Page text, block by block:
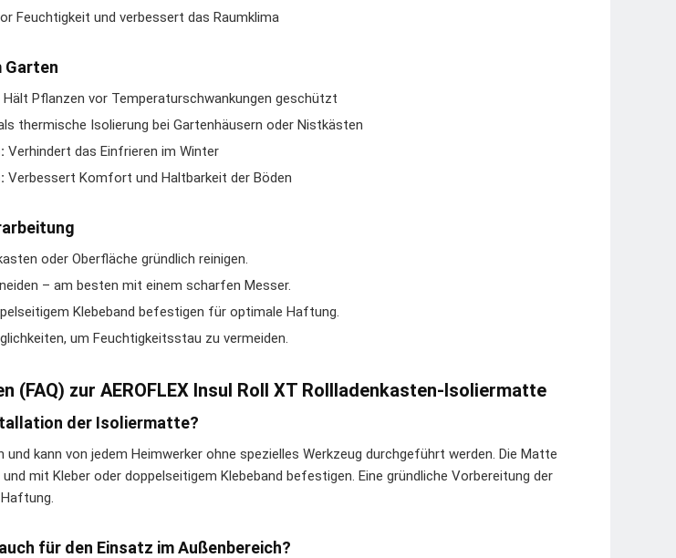
Feuchtigkeit und verbessert das Raumklima
Garten
Hält Pflanzen vor Temperaturschwankungen geschützt
thermische Isolierung bei Gartenhäusern oder Nistkästen
Verhindert das Einfrieren im Winter
Verbessert Komfort und Haltbarkeit der Böden
oder Oberfläche gründlich reinigen.
– am besten mit einem scharfen Messer.
Klebeband befestigen für optimale Haftung.
um Feuchtigkeitsstau zu vermeiden.
(FAQ) zur AEROFLEX Insul Roll XT Rollladenkasten-Isoliermatte
der Isoliermatte?
kann von jedem Heimwerker ohne spezielles Werkzeug durchgeführt werden. Die Matte
mit Kleber oder doppelseitigem Klebeband befestigen. Eine gründliche Vorbereitung der
für den Einsatz im Außenbereich?